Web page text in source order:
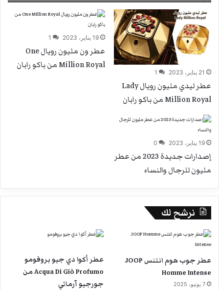
21 يناير، 2023 1
عطر ليدي مليون رويال Lady
Million Royal من باكو رابان
19 يناير، 2023 1
عطر ون مليون رويال One
Million Royal من باكو رابان
19 يناير، 2023 0
إصدارات جديدة 2023 من عطر
مليون للرجال والنساء
نرشح لك
عطر جوب هوم انتنس JOOP
Homme Intense
7 يونيو، 2025
عطر أكوا دي جيو بروفومو
Acqua Di Giò Profumo من
جورجيو آرماني